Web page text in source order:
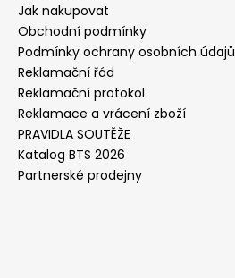
Jak nakupovat
Obchodní podmínky
Podmínky ochrany osobních údajů
Reklamační řád
Reklamační protokol
Reklamace a vrácení zboží
PRAVIDLA SOUTĚŽE
Katalog BTS 2026
Partnerské prodejny